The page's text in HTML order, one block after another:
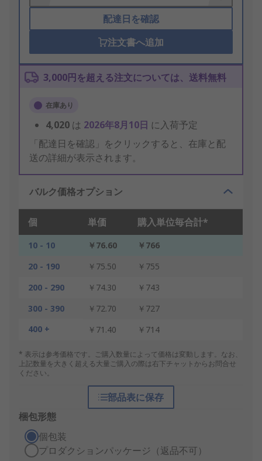
配達日を確認
注文書へ追加
3,000円を超える注文については、送料無料
在庫あり
4,020 は 2026年8月10日 に入荷予定
「配達日を確認」をクリックすると、在庫と配
送の詳細が表示されます。
バルク価格オプション
個 単価 購入単位毎合計*
10 - 10 ￥76.60
￥766
20 - 190
￥75.50
￥755
200 - 290
￥74.30
￥743
300 - 390
￥72.70
￥727
400 +
￥71.40 ￥714
* 表示は参考価格です。ご購入数量によって価格は変動します。なお、
上記数量を大きく超える大量ご購入の際は右下チャットからお問合せ
ください。
部品表に保存
梱包形態
個包装
プロダクションパッケージ（返品不可）